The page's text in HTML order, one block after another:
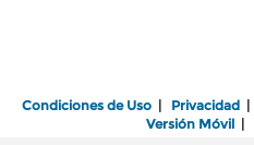
Condiciones de Uso | Privacidad |
Versión Móvil|